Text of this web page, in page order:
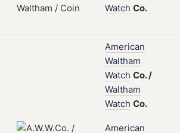
Watch Co.
American
Waltham
Watch Co./
Waltham
Watch Co.
American